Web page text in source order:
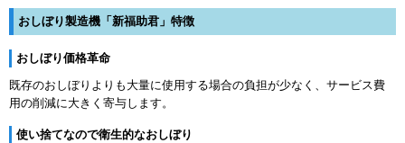
おしぼり製造機「新福助君」特徴
おしぼり価格革命
既存のおしぼりよりも大量に使用する場合の負担が少なく、サービス費
用の削減に大きく寄与します。
使い捨てなので衛生的なおしぼり